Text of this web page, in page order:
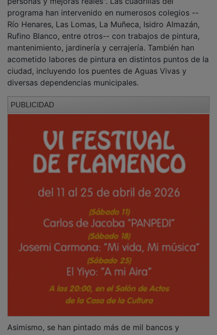
programa han intervenido en numerosos colegios --
Río Henares, Las Lomas, La Muñeca, Isidro Almazán,
Rufino Blanco, entre otros-- con trabajos de pintura,
mantenimiento, jardinería y cerrajería. También han
acometido labores de pintura en distintos puntos de la
ciudad, incluyendo los puentes de Aguas Vivas y
diversas dependencias municipales.
alrededor de 400 papeleras en barrios como la